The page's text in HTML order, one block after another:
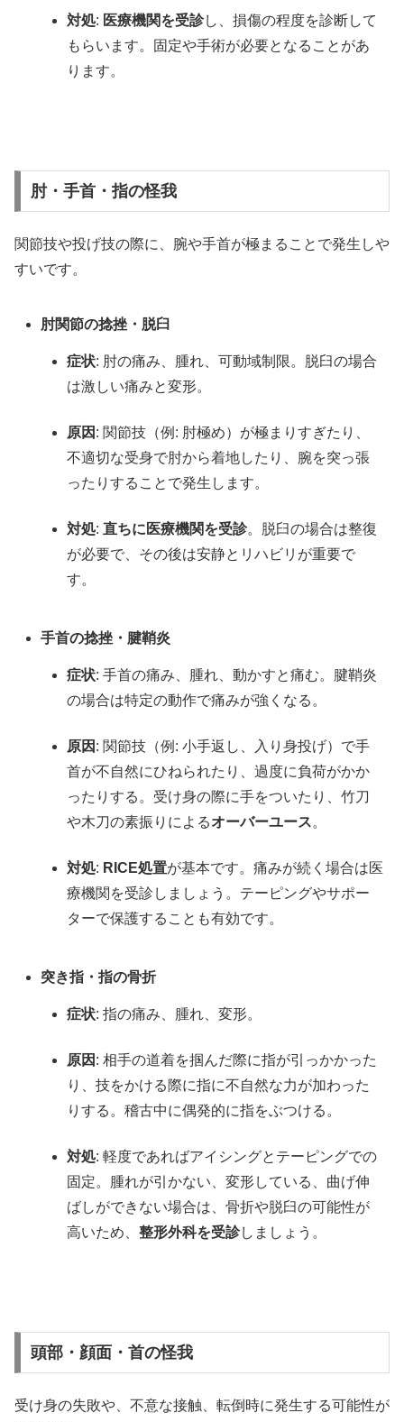
対処: 医療機関を受診し、損傷の程度を診断して
もらいます。固定や手術が必要となることがあ
ります。
肘・手首・指の怪我
関節技や投げ技の際に、腕や手首が極まることで発生しや
すいです。
肘関節の捻挫・脱臼
症状: 肘の痛み、腫れ、可動域制限。脱臼の場合
は激しい痛みと変形。
原因 : 関節技（例: 肘極め）が極まりすぎたり、
不適切な受身で肘から着地したり、腕を突っ張
ったりすることで発生します。
対処:直ちに医療機関を受診。脱臼の場合は整復
が必要で、その後は安静とリハビリが重要で
す。
手首の捻挫・腱鞘炎
症状: 手首の痛み、腫れ、動かすと痛む。腱鞘炎
の場合は特定の動作で痛みが強くなる。
原因 : 関節技（例: 小手返し、入り身投げ）で手
首が不自然にひねられたり、過度に負荷がかか
ったりする。受け身の際に手をついたり、竹刀
や木刀の素振りによるオーバーユース。
対処: RICE処置が基本です。痛みが続く場合は医
療機関を受診しましょう。テーピングやサポー
ターで保護することも有効です。
突き指・指の骨折
症状: 指の痛み、腫れ、変形。
原因 : 相手の道着を掴んだ際に指が引っかかった
り、技をかける際に指に不自然な力が加わった
りする。稽古中に偶発的に指をぶつける。
対処: 軽度であればアイシングとテーピングでの
固定。腫れが引かない、変形している、曲げ伸
ばしができない場合は、骨折や脱臼の可能性が
高いため、整形外科を受診しましょう。
頭部・顔面・首の怪我
受け身の失敗や、不意な接触、転倒時に発生する可能性が